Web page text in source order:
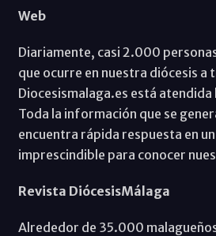
Web
Diariamente, casi 2.000
que ocurre en nuestra diócesis a
Diocesismalaga.es está atendida
Toda la información que se
encuentra rápida respuesta en
imprescindible para conocer
Revista DiócesisMálaga
Alrededor de 35.000